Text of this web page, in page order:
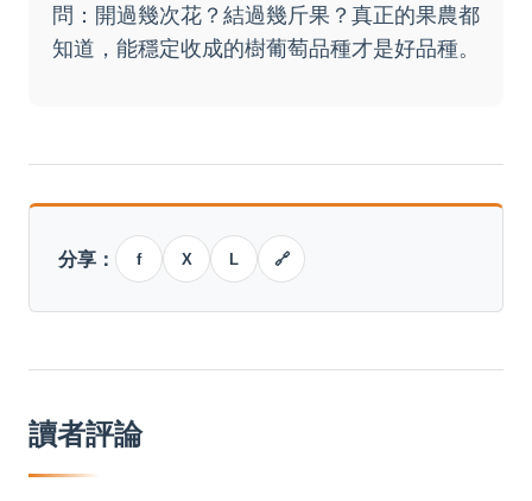
問：開過幾次花？結過幾斤果？真正的果農都
知道，能穩定收成的樹葡萄品種才是好品種。
分享： f X L 🔗
讀者評論